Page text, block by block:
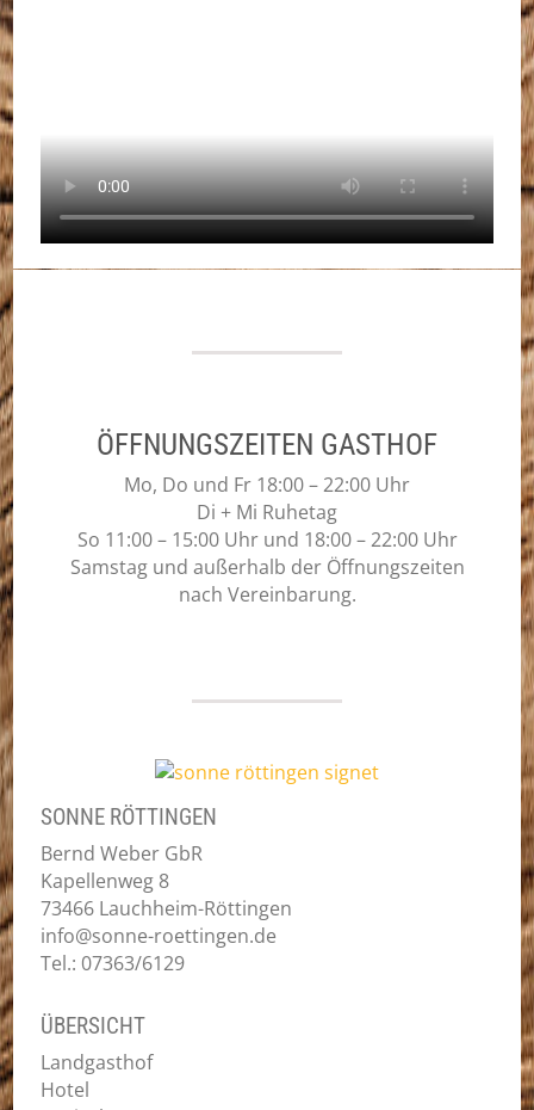
ÖFFNUNGSZEITEN GASTHOF
Mo, Do und Fr 18:00 – 22:00 Uhr
Di + Mi Ruhetag
So 11:00 – 15:00 Uhr und 18:00 – 22:00 Uhr
Samstag und außerhalb der Öffnungszeiten
nach Vereinbarung.
SONNE RÖTTINGEN
Bernd Weber GbR
Kapellenweg 8
73466 Lauchheim-Röttingen
info@sonne-roettingen.de
Tel.: 07363/6129
ÜBERSICHT
Landgasthof
Hotel